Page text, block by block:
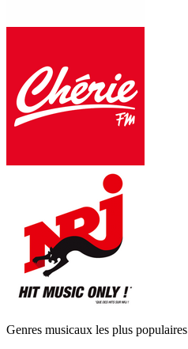
Genres musicaux les plus populaires